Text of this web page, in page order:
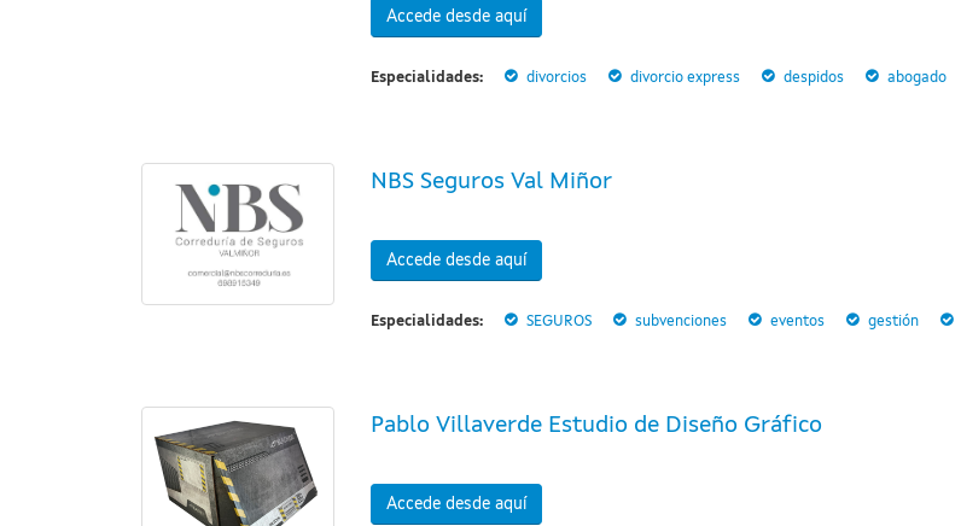
Accede desde aquí
Especialidades: divorcios divorcio express despidos abogado
NBS Seguros Val Miñor
Accede desde aquí
Especialidades: SEGUROS subvenciones eventos gestión
Pablo Villaverde Estudio de Diseño Gráfico
Accede desde aquí